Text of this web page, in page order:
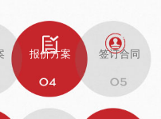
报价方案 签订合同